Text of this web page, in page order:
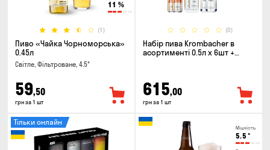
11 %
(1)
Пиво «Чайка Чорноморська»
0.45л
Світле, Фільтроване, 4.5°
59,50
грн за 1 шт
(0)
Набір пива Krombacher в
асортименті 0.5л х 6шт +
615,00
грн за 1 шт
Тільки онлайн
Міцність
5.5 °